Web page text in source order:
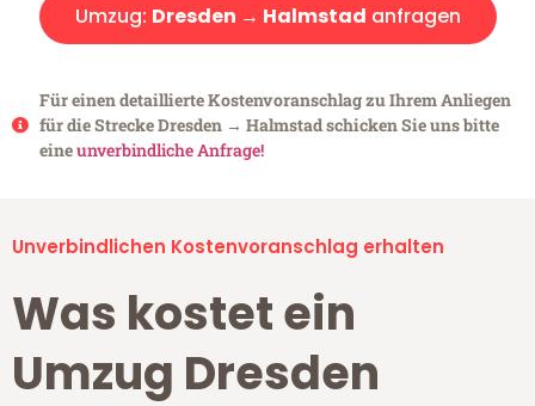
Umzug: Dresden → Halmstad anfragen
Für einen detaillierte Kostenvoranschlag zu Ihrem Anliegen
für die Strecke Dresden → Halmstad schicken Sie uns bitte
eineunverbindliche Anfrage!
Unverbindlichen Kostenvoranschlag erhalten
Was kostet ein
Umzug Dresden